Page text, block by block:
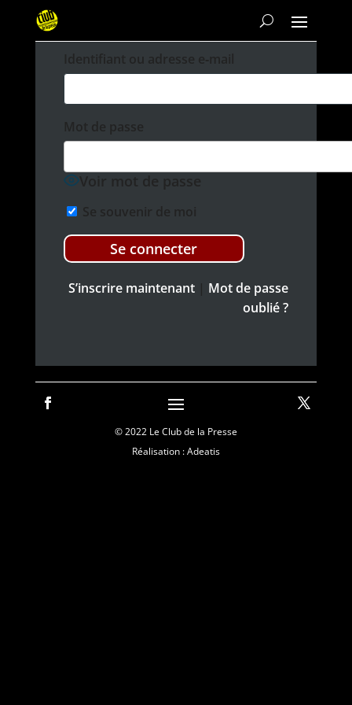
Iden­ti­fi­ant ou adresse e‑mail
Mot de passe
Voir mot de passe
Se sou­venir de moi
S’inscrire main­tenant|Mot de passe
oublié ?
© 2022 Le Club de la Presse
Réalisation : Adeatis